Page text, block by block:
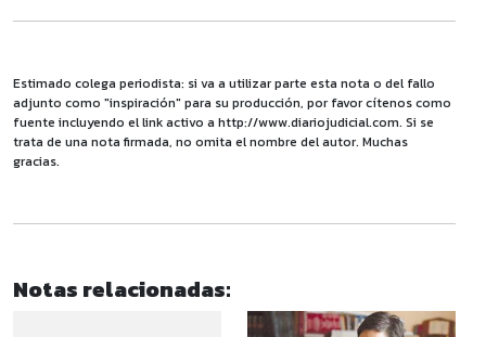
Estimado colega periodista: si va a utilizar parte esta nota o del fallo
adjunto como "inspiración" para su producción, por favor cítenos como
fuente incluyendo el link activo a http://www.diariojudicial.com. Si se
trata de una nota firmada, no omita el nombre del autor. Muchas
gracias.
Notas relacionadas: